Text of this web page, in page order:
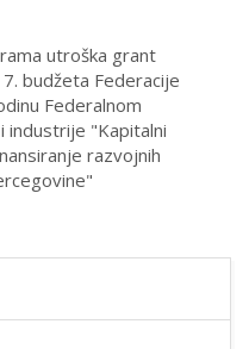
utroška grant
budžeta Federacije
Federalnom
"Kapitalni
razvojnih